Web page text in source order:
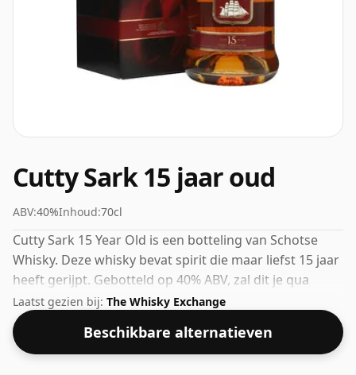
Cutty Sark 15 jaar oud
ABV:40%Inhoud:70cl
Cutty Sark 15 Year Old is een botteling van Schotse
Whisky. Deze whisky bevat spirit die maar liefst 15 jaar
heeft gerijpt. Gebotteld op 40% ABV, zal dit je qua
sterkte niet van je sokken blazen, maar het zal zeker
een drinkbare geest zijn.
Laatst gezien bij: The Whisky Exchange
Beschikbare alternatieven